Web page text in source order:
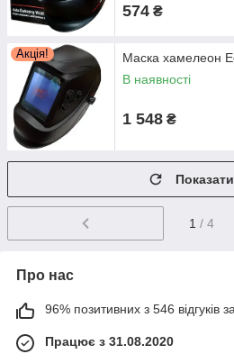
574 ₴
Акція!
Маска хамелеон
В наявності
1 548 ₴
1 / 4
Про нас
96% позитивних з 546 відгуків
Працює з 31.08.2020